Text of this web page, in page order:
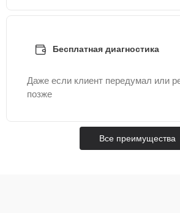
Бесплатная диагностика
Даже если клиент передумал или
позже
Все преимущества